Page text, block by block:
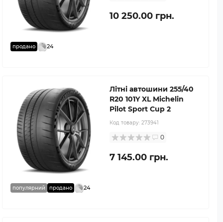
продано 24
10 250.00 грн.
популярний продано 24
Літні автошини 255/40
R20 101Y XL Michelin
Pilot Sport Cup 2
Код товару: 273941
0
7 145.00 грн.